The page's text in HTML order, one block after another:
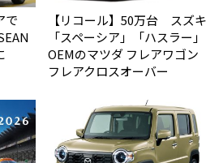
で
【リコール】50万台 スズキ
「スペーシア」「ハスラー」
OEMのマツダ フレアワゴン
フレアクロスオーバー